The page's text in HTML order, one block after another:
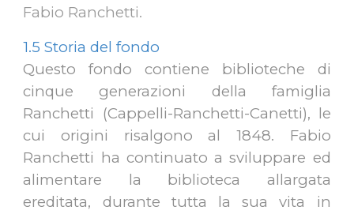
Fabio Ranchetti.
1.5 Storia del fondo
Questo fondo contiene biblioteche di
cinque generazioni della famiglia
Ranchetti (Cappelli-Ranchetti-Canetti), le
cui origini risalgono al 1848. Fabio
Ranchetti ha continuato a sviluppare ed
alimentare la biblioteca allargata
ereditata, durante tutta la sua vita in